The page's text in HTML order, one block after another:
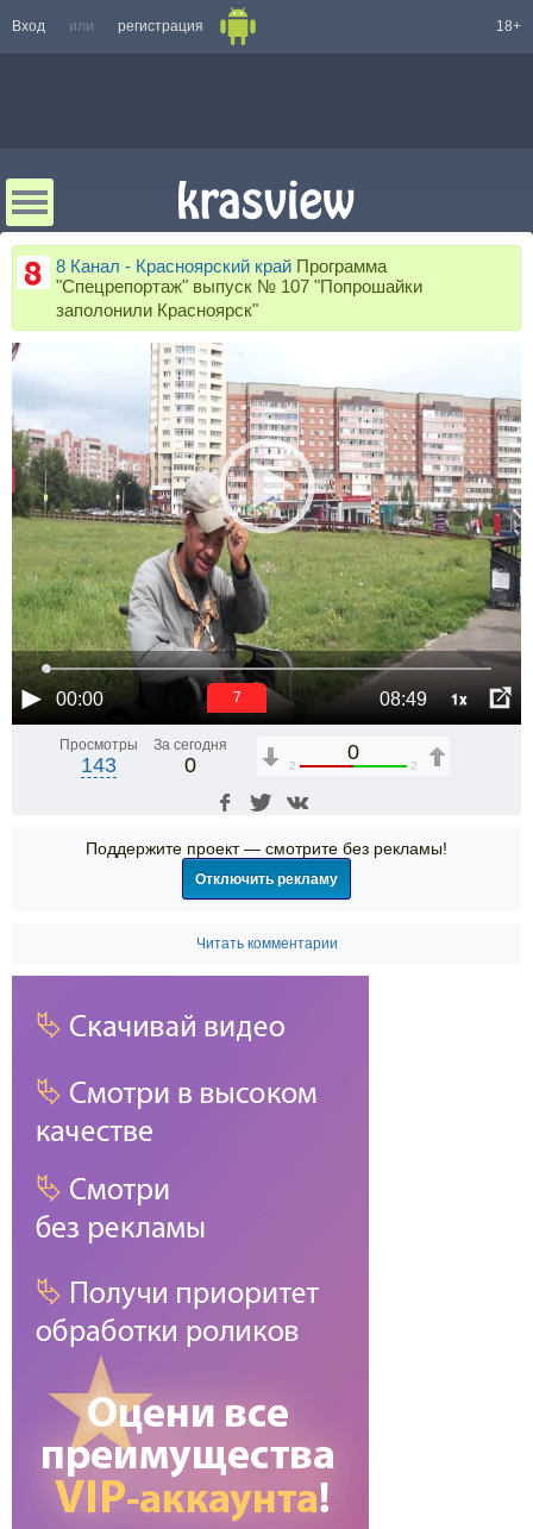
Вход или регистрация 18+
8 Канал - Красноярский край Программа
"Спецрепортаж" выпуск № 107 "Попрошайки
заполонили Красноярск"
00:00 08:49 1x
6
Просмотры
143
За сегодня
0
0
2 2
Поддержите проект — смотрите без рекламы!
Отключить рекламу
Читать комментарии